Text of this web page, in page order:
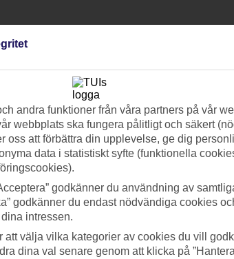
andra funktioner från våra partners på vår
webbplats ska fungera pålitligt och säkert
oss att förbättra din upplevelse, ge dig
data i statistiskt syfte (funktionella
godkänner du användning av
godkänner du endast nödvändiga cookies
intressen.
att välja vilka kategorier av cookies du vill
dina val senare genom att klicka på